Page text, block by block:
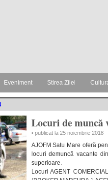
Eveniment Stirea Zilei
Locuri de muncă
• publicat la 25 noiembrie 2018
AJOFM Satu Mare oferă
locuri demuncă vacante
superioare.
Locuri AGENT